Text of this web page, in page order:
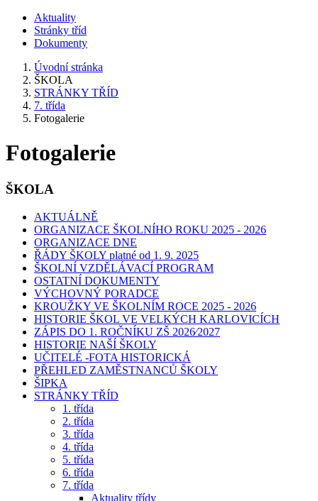
Aktuality
Stránky tříd
Dokumenty
Úvodní stránka
ŠKOLA
STRÁNKY TŘÍD
7. třída
Fotogalerie
Fotogalerie
ŠKOLA
AKTUÁLNĚ
ORGANIZACE ŠKOLNÍHO ROKU 2025 - 2026
ORGANIZACE DNE
ŘÁDY ŠKOLY platné od 1. 9. 2025
ŠKOLNÍ VZDĚLÁVACÍ PROGRAM
OSTATNÍ DOKUMENTY
VÝCHOVNÝ PORADCE
KROUŽKY VE ŠKOLNÍM ROCE 2025 - 2026
HISTORIE ŠKOL VE VELKÝCH KARLOVICÍCH
ZÁPIS DO 1. ROČNÍKU ZŠ 2026⁄2027
HISTORIE NAŠÍ ŠKOLY
UČITELÉ -FOTA HISTORICKÁ
PŘEHLED ZAMĚSTNANCŮ ŠKOLY
ŠIPKA
STRÁNKY TŘÍD
1. třída
2. třída
3. třída
4. třída
5. třída
6. třída
7. třída
Aktuality třídy